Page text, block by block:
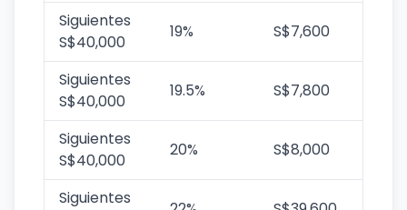
Siguientes
S$40,000
19% S$7,600
Siguientes
S$40,000
19.5% S$7,800
Siguientes
S$40,000
20% S$8,000
Siguientes